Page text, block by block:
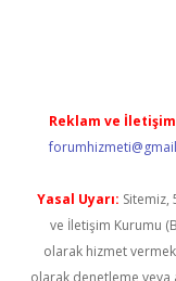
Reklam ve
Yasal Uyarı: Sitemiz,
ve İletişim Kurumu
olarak hizmet
olarak denetleme veya